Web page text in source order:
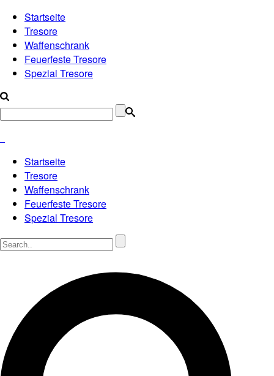
Startseite
Tresore
Waffenschrank
Feuerfeste Tresore
Spezial Tresore
Startseite
Tresore
Waffenschrank
Feuerfeste Tresore
Spezial Tresore